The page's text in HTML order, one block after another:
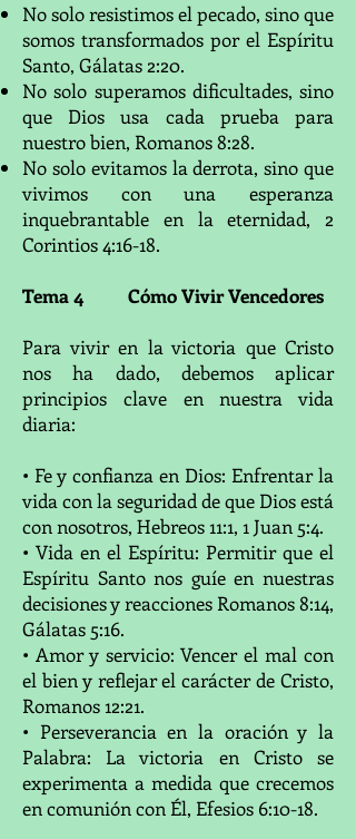
No solo resistimos el pecado, sino que
somos transformados por el Espíritu
Santo, Gálatas 2:20.
No solo superamos dificultades, sino
que Dios usa cada prueba para
nuestro bien, Romanos 8:28.
No solo evitamos la derrota, sino que
vivimos con una esperanza
inquebrantable en la eternidad, 2
Corintios 4:16-18.
Tema 4 Cómo Vivir Vencedores
Para vivir en la victoria que Cristo
nos ha dado, debemos aplicar
principios clave en nuestra vida
diaria:
• Fe y confianza en Dios: Enfrentar la
vida con la seguridad de que Dios está
con nosotros, Hebreos 11:1, 1 Juan 5:4.
• Vida en el Espíritu: Permitir que el
Espíritu Santo nos guíe en nuestras
decisiones y reacciones Romanos 8:14,
Gálatas 5:16.
• Amor y servicio: Vencer el mal con
el bien y reflejar el carácter de Cristo,
Romanos 12:21.
• Perseverancia en la oración y la
Palabra: La victoria en Cristo se
experimenta a medida que crecemos
en comunión con Él, Efesios 6:10-18.